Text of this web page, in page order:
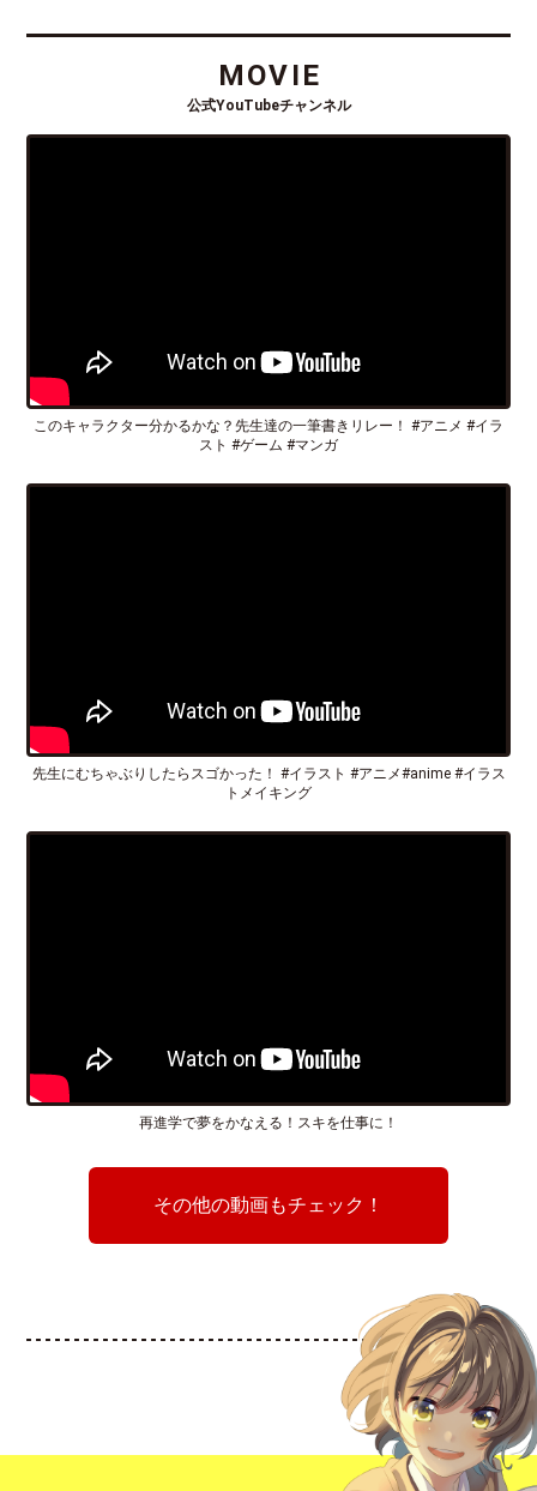
MOVIE
公式YouTubeチャンネル
このキャラクター分かるかな？先生達の一筆書きリレー！ #アニメ #イラ
スト #ゲーム #マンガ
先生にむちゃぶりしたらスゴかった！ #イラスト #アニメ#anime #イラス
トメイキング
再進学で夢をかなえる！スキを仕事に！
その他の動画もチェック！